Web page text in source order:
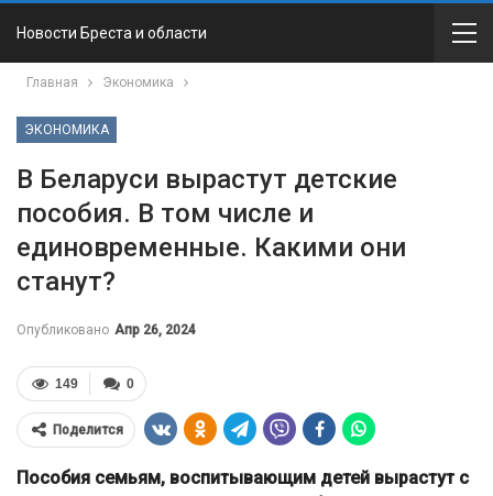
Новости Бреста и области
Главная Экономика
ЭКОНОМИКА
В Беларуси вырастут детские
пособия. В том числе и
единовременные. Какими они
станут?
Опубликовано Апр 26, 2024
0
149
Поделится
Пособия семьям, воспитывающим детей вырастут с